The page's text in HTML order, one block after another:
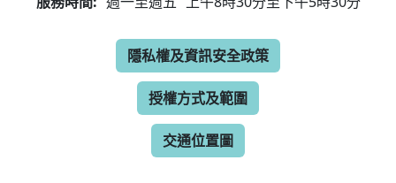
隱私權及資訊安全政策
授權方式及範圍
交通位置圖